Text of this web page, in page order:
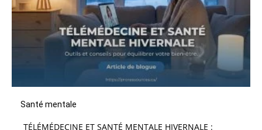
Santé mentale
TÉLÉMÉDECINE ET SANTÉ MENTALE HIVERNALE :